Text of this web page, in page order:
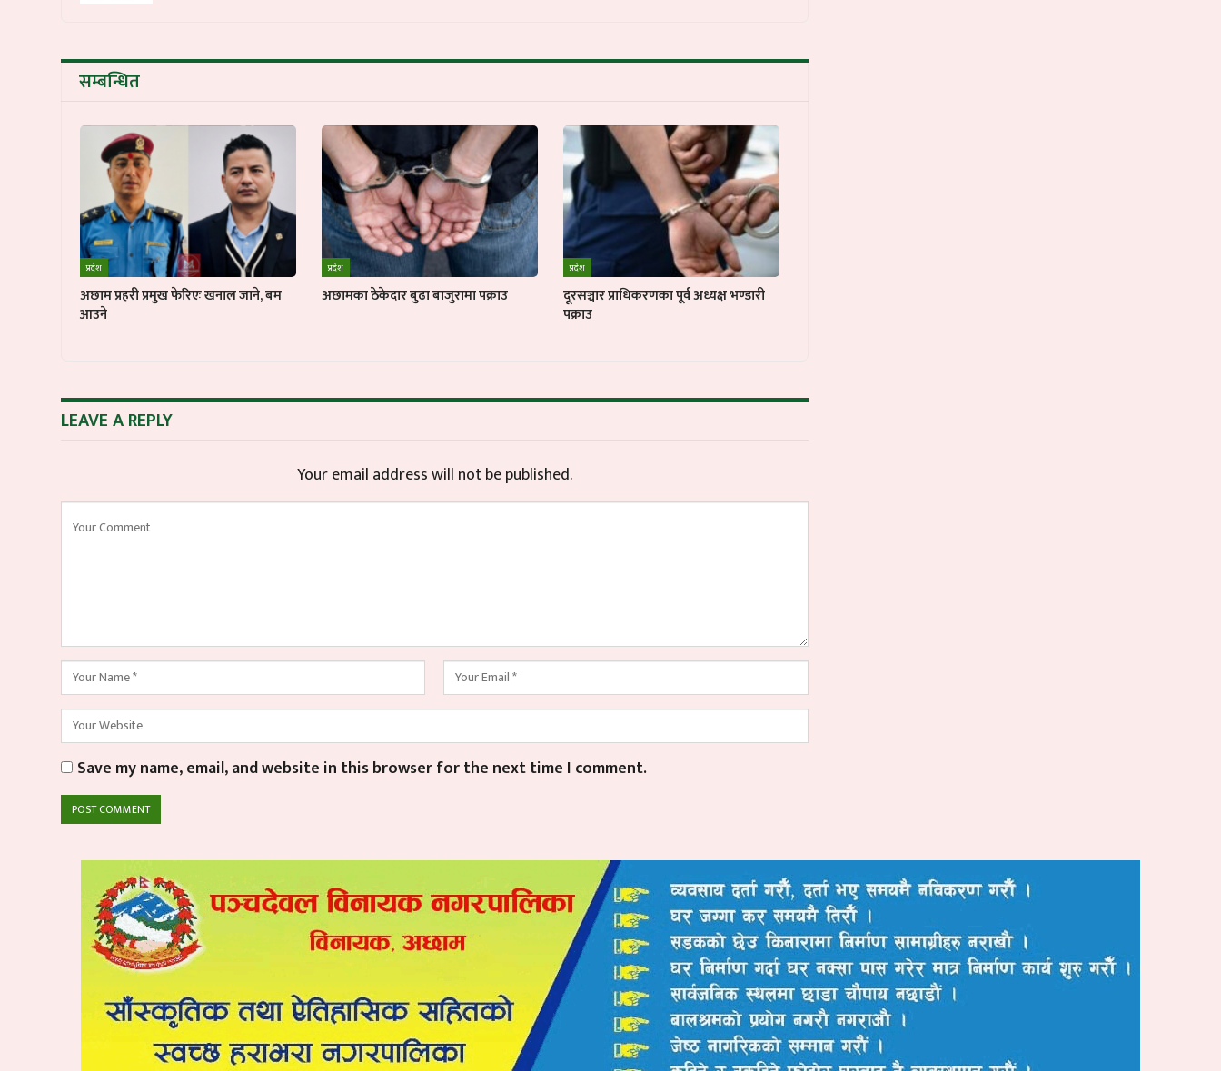
सम्बन्धित
प्रदेश
अछाम प्रहरी प्रमुख फेरिएः खनाल जाने, बम
आउने
प्रदेश
अछामका ठेकेदार बुढा बाजुरामा पक्राउ
प्रदेश
दूरसञ्चार प्राधिकरणका पूर्व अध्यक्ष भण्डारी
पक्राउ
LEAVE A REPLY
Your email address will not be published.
Save my name, email, and website in this browser for the next time I comment.